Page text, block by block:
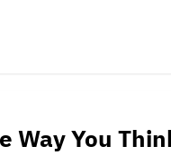
Way You